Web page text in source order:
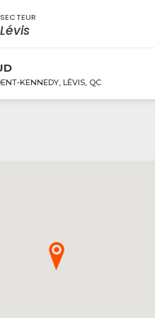
- Entreprise /
SECTEUR
Lévis
KENNEDY, LÉVIS, QC